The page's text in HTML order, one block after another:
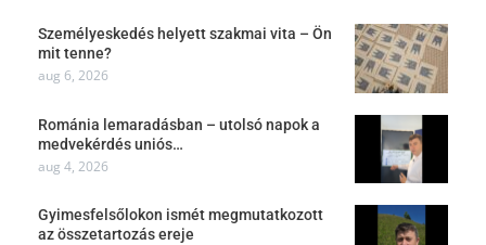
Személyeskedés helyett szakmai vita – Ön
mit tenne?
aug 6, 2026
Románia lemaradásban – utolsó napok a
medvekérdés uniós…
aug 4, 2026
Gyimesfelsőlokon ismét megmutatkozott
az összetartozás ereje